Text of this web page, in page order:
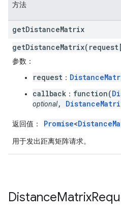
方法
getDistanceMatrix
参数 ：
request ：
callback ： function(
optional,
返回值 ： Promise<
用于发出距离矩阵请求。
DistanceMatrix